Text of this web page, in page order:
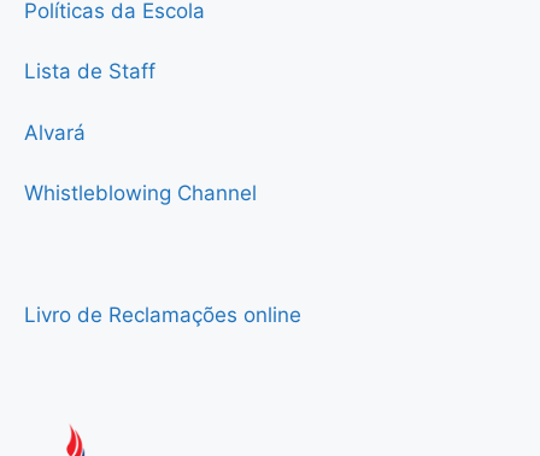
Políticas da Escola
Lista de Staff
Alvará
Whistleblowing Channel
Livro de Reclamações online